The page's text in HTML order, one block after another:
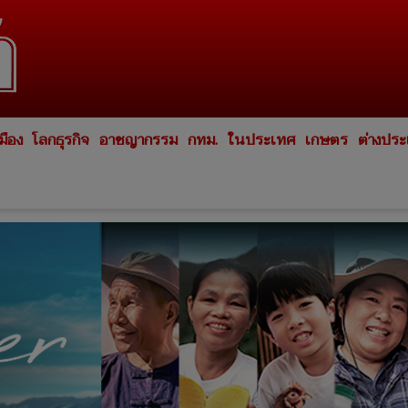
อง โลกธุรกิจ อาชญากรรม กทม. ในประเทศ เกษตร ต่างปร